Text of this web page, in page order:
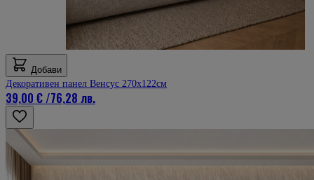
Добави
Декоративен панел Венсус 270х122см
39,00 €/76,28 лв.